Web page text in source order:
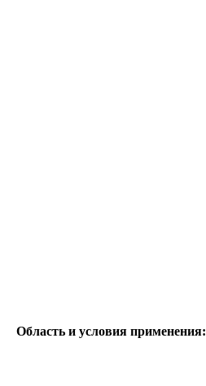
Область и условия применения: